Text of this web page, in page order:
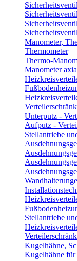
Manometer,
Thermometer
Thermo-
Manometer
Unterputz -
Aufputz -
Stellantriebe
Stellantriebe
Kugelhähne,
Kugelhähne